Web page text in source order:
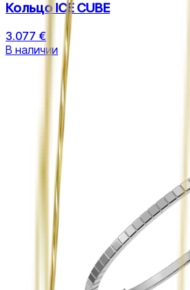
Кольцо ICE CUBE
3.077 €
В наличии